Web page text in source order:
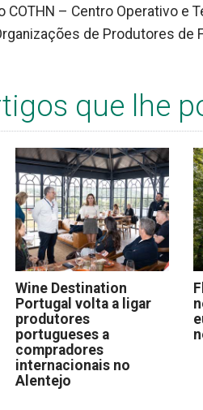
COTHN – Centro Operativo e
de Produtores de
que lhe
Wine Destination
Portugal volta a ligar
produtores
portugueses a
compradores
internacionais no
Alentejo